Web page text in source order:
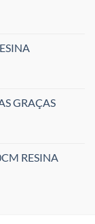
GRAÇAS
RESINA